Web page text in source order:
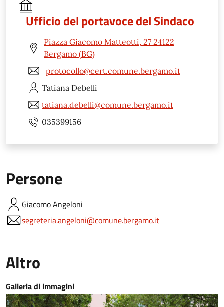
Ufficio del portavoce del Sindaco
Piazza Giacomo Matteotti, 27 24122
Bergamo (BG)
protocollo@cert.comune.bergamo.it
Tatiana Debelli
tatiana.debelli@comune.bergamo.it
035399156
Persone
GiacomoAngeloni
segreteria.angeloni@comune.bergamo.it
Altro
Galleria di immagini